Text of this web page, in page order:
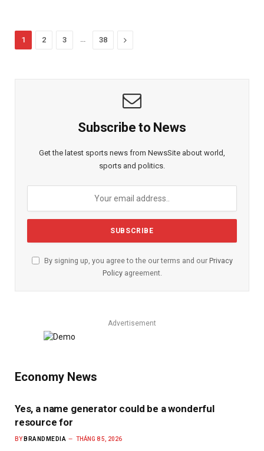
1 2 3 … 38 Next
Subscribe to News
Get the latest sports news from NewsSite about world,
sports and politics.
By signing up, you agree to the our terms and our Privacy
Policyagreement.
Advertisement
Economy News
Yes, a name generator could be a wonderful
resource for
BY BRANDMEDIA THÁNG 8 5, 2026